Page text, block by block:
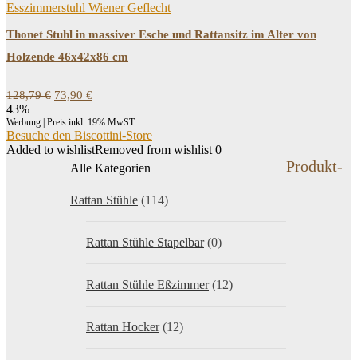
Esszimmerstuhl Wiener Geflecht
Thonet Stuhl in massiver Esche und Rattansitz im Alter von
Holzende 46x42x86 cm
128,79€ Ursprünglicher
war:
128,79 €
73,90 €
ist:
73,90 €.
43%
Werbung | Preis inkl. 19% MwST.
Besuche den Biscottini-Store
Added to wishlistRemoved from wishlist 0
Alle Kategorien
Rattan Stühle (114)
Rattan Stühle Stapelbar (0)
Rattan Stühle Eßzimmer (12)
Rattan Hocker (12)
Produkt-